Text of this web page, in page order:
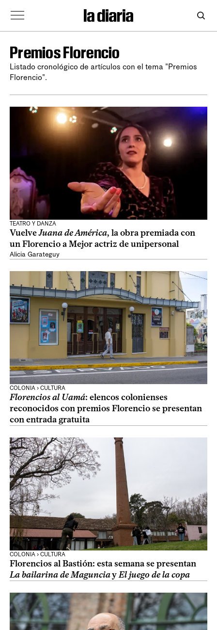
Premios Florencio
Listado cronológico de artículos con el tema "Premios
Florencio".
TEATRO Y DANZA
VuelveJuana de América, la obra premiada con
un Florencio a Mejor actriz de unipersonal
Alicia Garateguy
COLONIA › CULTURA
Florencios al Uamá: elencos colonienses
reconocidos con premios Florencio se presentan
con entrada gratuita
COLONIA › CULTURA
Florencios al Bastión: esta semana se presentan
La bailarina de MagunciayEl juego de la copa